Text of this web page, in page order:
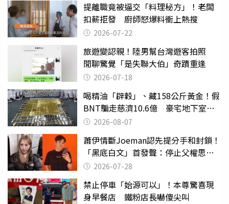
提離職竟被逼交「料理秘方」！老闆
扣薪拒發 廚師怒爆料衝上熱搜
2026-07-22
旅遊變認親！陸男幫台灣遊客拍照
閒聊驚覺「是失聯大伯」奇蹟重逢
2026-07-18
喝精油「辟穀」、藏158公斤黃金！假
BNT騙走慈濟10.6億 豪宅地下室竟
挖出乾鮑金庫
2026-08-07
蕭伊情斷Joeman認先提分手和封鎖！
「黑底白文」首發聲：停止父權思維
物化女性
2026-07-28
禁止停車「始源可以」！本尊驚喜現
身早餐店 鐵粉店長嚇傻尖叫